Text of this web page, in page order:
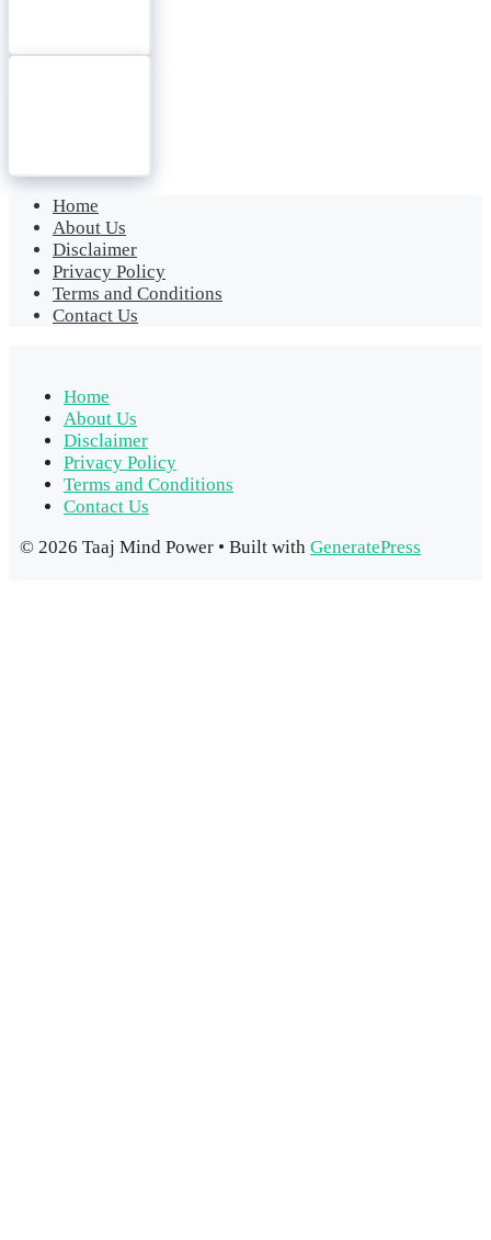
Home
About Us
Disclaimer
Privacy Policy
Terms and Conditions
Contact Us
Home
About Us
Disclaimer
Privacy Policy
Terms and Conditions
Contact Us
© 2026 Taaj Mind Power • Built with GeneratePress